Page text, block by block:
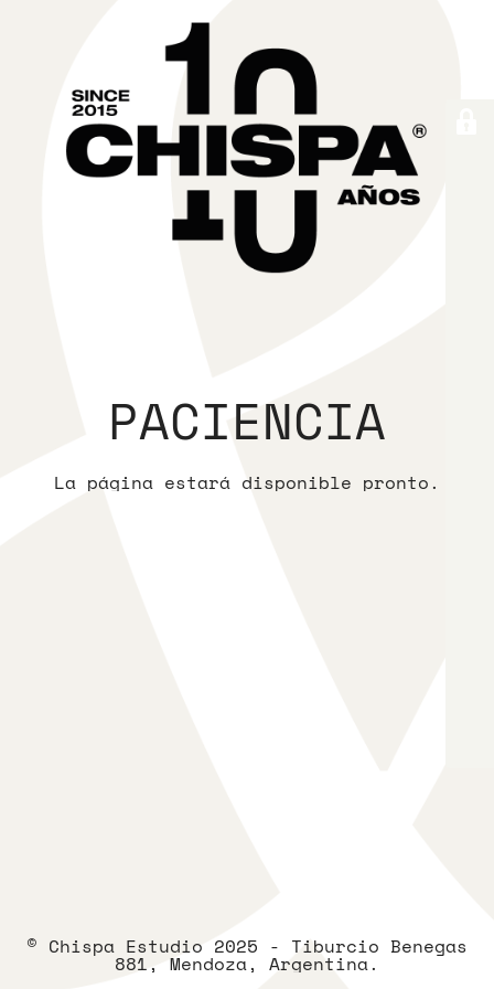
PACIENCIA
La página estará disponible pronto.
© Chispa Estudio 2025 - Tiburcio Benegas
881, Mendoza, Argentina.